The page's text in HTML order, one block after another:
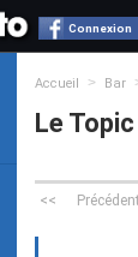
Connexion
Accueil > Bar
Le
<< Précédent